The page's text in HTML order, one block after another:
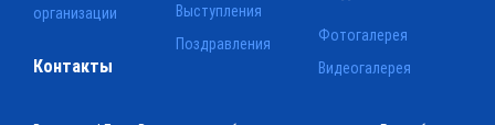
Выступления
Поздравления
организации
Фотогалерея
Видеогалерея
Контакты